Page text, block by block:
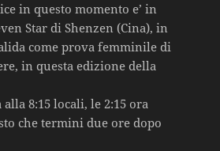
in questo momento e’ in
Star di Shenzen (Cina), in
come prova femminile di
in questa edizione della
8:15 locali, le 2:15 ora
che termini due ore dopo